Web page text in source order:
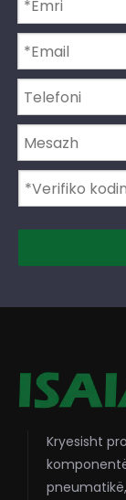
Kryesisht